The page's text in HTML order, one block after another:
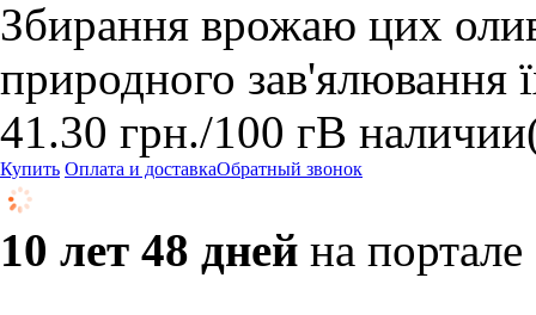
Збирання врожаю цих
природного зав'ялювання
41.30 грн./100 гВ наличии
Купить Оплата и доставкаОбратный звонок
10 лет 48 дней на портале